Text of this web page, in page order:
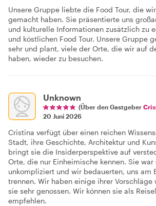
Unsere Gruppe liebte die Food Tour, die
gemacht haben. Sie präsentierte uns
und kulturelle Informationen zusätzlich zu
und köstlichen Food Tour. Unsere Gruppe
sehr und plant, viele der Orte, die wir auf
haben, wieder zu besuchen.
Unknown
(Über den Gastgeber
20 Juni 2026
Cristina verfügt über einen reichen
Stadt, ihre Geschichte, Architektur und
bringt sie die Insiderperspektive auf
Orte, die nur Einheimische kennen. Sie
unkompliziert und wir bedauerten, uns am
trennen. Wir haben einige ihrer
sie sehr genossen. Wir können sie als
empfehlen.